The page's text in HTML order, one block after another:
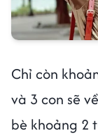
Chỉ còn
và 3 con sẽ
bè khoảng 2